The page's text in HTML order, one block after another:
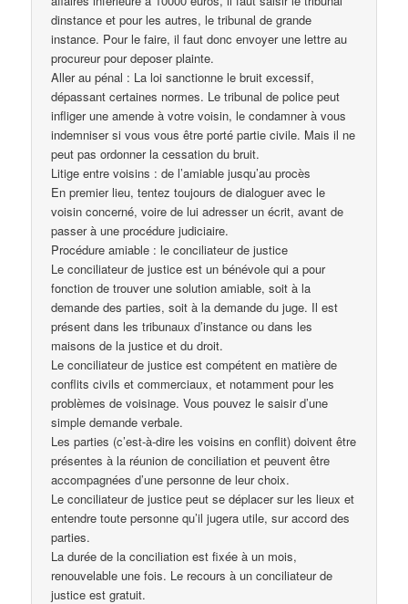
dinstance et pour les autres, le tribunal de grande
instance. Pour le faire, il faut donc envoyer une lettre au
procureur pour deposer plainte.
Aller au pénal : La loi sanctionne le bruit excessif,
dépassant certaines normes. Le tribunal de police peut
infliger une amende à votre voisin, le condamner à vous
indemniser si vous vous être porté partie civile. Mais il ne
peut pas ordonner la cessation du bruit.
Litige entre voisins : de l’amiable jusqu’au procès
En premier lieu, tentez toujours de dialoguer avec le
voisin concerné, voire de lui adresser un écrit, avant de
passer à une procédure judiciaire.
Procédure amiable : le conciliateur de justice
Le conciliateur de justice est un bénévole qui a pour
fonction de trouver une solution amiable, soit à la
demande des parties, soit à la demande du juge. Il est
présent dans les tribunaux d’instance ou dans les
maisons de la justice et du droit.
Le conciliateur de justice est compétent en matière de
conflits civils et commerciaux, et notamment pour les
problèmes de voisinage. Vous pouvez le saisir d’une
simple demande verbale.
Les parties (c’est-à-dire les voisins en conflit) doivent être
présentes à la réunion de conciliation et peuvent être
accompagnées d’une personne de leur choix.
Le conciliateur de justice peut se déplacer sur les lieux et
entendre toute personne qu’il jugera utile, sur accord des
parties.
La durée de la conciliation est fixée à un mois,
renouvelable une fois. Le recours à un conciliateur de
justice est gratuit.